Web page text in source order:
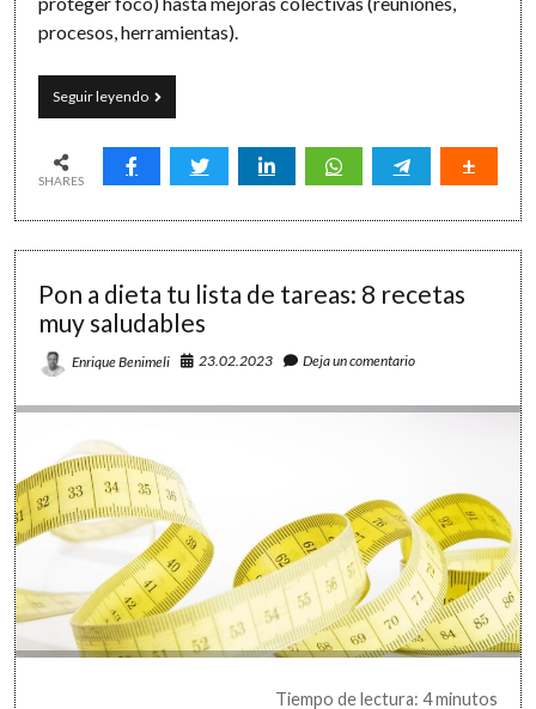
procesos, herramientas).
Seguir leyendoGestión
del
lecciones
SHARES
Pon a dieta tu lista de tareas: 8 recetas
muy saludables
Enrique Benimeli 23.02.2023 Deja un comentario
Tiempo de lectura: 4 minutos